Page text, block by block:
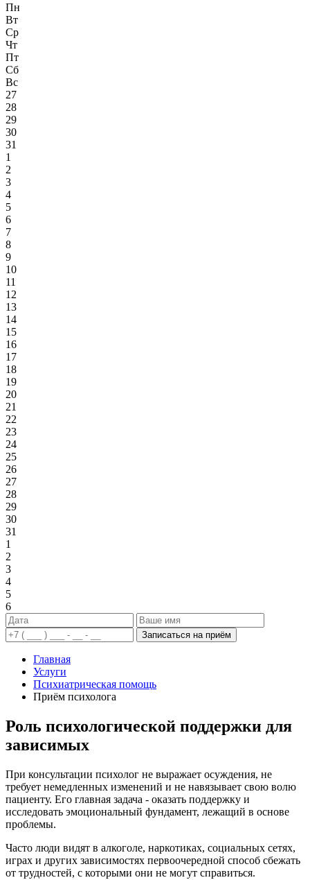
Пн
Вт
Ср
Чт
Пт
Сб
Вс
27
28
29
30
31
1
2
3
4
5
6
7
8
9
10
11
12
13
14
15
16
17
18
19
20
21
22
23
24
25
26
27
28
29
30
31
1
2
3
4
5
6
Записаться на приём
Главная
Услуги
Психиатрическая помощь
Приём психолога
Роль психологической поддержки для
зависимых
При консультации психолог не выражает осуждения, не
требует немедленных изменений и не навязывает свою волю
пациенту. Его главная задача - оказать поддержку и
исследовать эмоциональный фундамент, лежащий в основе
проблемы.
Часто люди видят в алкоголе, наркотиках, социальных сетях,
играх и других зависимостях первоочередной способ сбежать
от трудностей, с которыми они не могут справиться.